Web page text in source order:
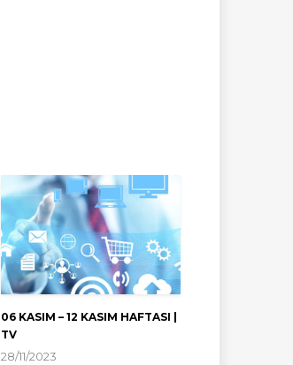
06 KASIM – 12 KASIM HAFTASI |
TV
28/11/2023